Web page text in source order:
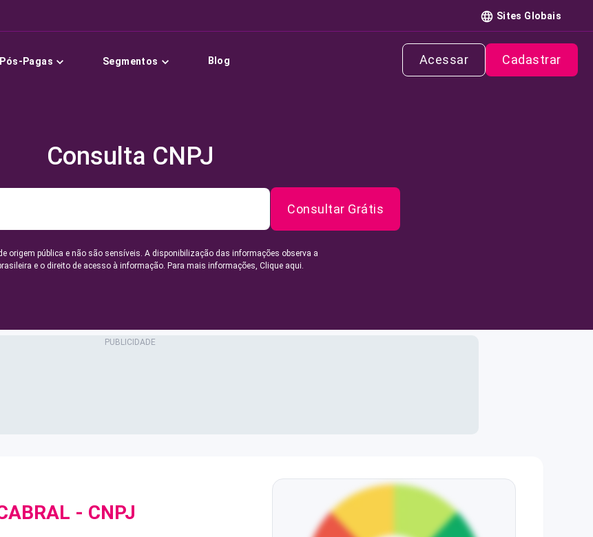
Sites Globais
Pagas Segmentos Blog Acessar Cadastrar
Consulta CNPJ
Consultar Grátis
origem pública e não são sensíveis. A disponibilização das informações observa a
e o direito de acesso à informação. Para mais informações, Clique aqui.
- CNPJ